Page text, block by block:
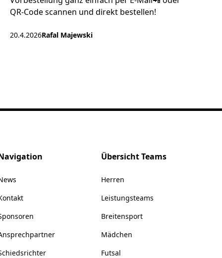
QR-Code scannen und direkt bestellen!
20.4.2026Rafal Majewski
Übersicht Teams
Herren
Leistungsteams
Breitensport
Mädchen
Futsal